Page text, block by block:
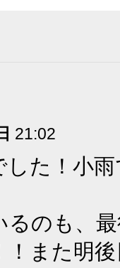
21:02
た！小
るのも、
また明